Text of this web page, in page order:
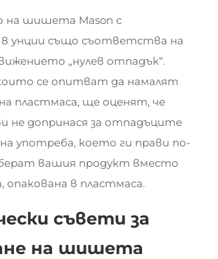
на шишета Mason с
унции също съответства на
„нулев отпадък“.
се опитват да намалят
пластмаса, ще оценят, че
не допринася за отпадъците
употреба, което ги прави по-
вашия продукт вместо
в пластмаса.
съвети за
на шишета